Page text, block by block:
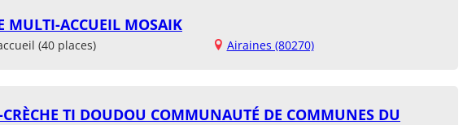
MULTI-ACCUEIL MOSAIK
(40 places) Airaines (80270)
TI DOUDOU COMMUNAUTÉ DE COMMUNES DU